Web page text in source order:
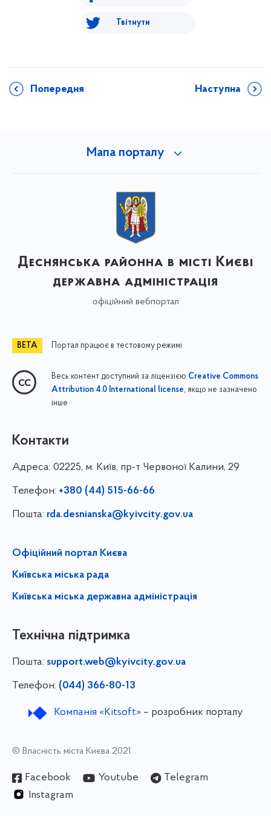
Твітнути
Попередня Наступна
Мапа порталу
Деснянська районна в місті Києві
державна адміністрація
офіційний вебпортал
Портал працює в тестовому режимі
Весь контент доступний за ліцензією Creative Commons
Attribution 4.0 International license, якщо не зазначено
інше
Контакти
Адреса: 02225, м. Київ, пр-т Червоної Калини, 29
Телефон: +380 (44) 515-66-66
Пошта: rda.desnianska@kyivcity.gov.ua
Офіційний портал Києва
Київська міська рада
Київська міська державна адміністрація
Технічна підтримка
Пошта: support.web@kyivcity.gov.ua
Телефон: (044) 366-80-13
Компанія «Kitsoft»– розробник порталу
© Власність міста Києва 2021
Facebook Youtube
Telegram
Instagram